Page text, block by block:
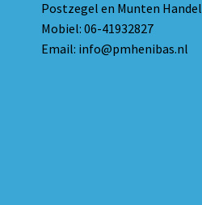
Postzegel en Munten Handel
Mobiel: 06-41932827
Email: info@pmhenibas.nl